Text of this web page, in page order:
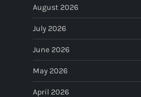
v
i
g
a
August 2026
July 2026
June 2026
May 2026
April 2026